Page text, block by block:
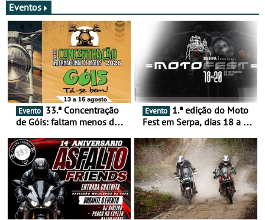
Eventos
Evento
de Góis: faltam menos de
16 de agosto
Evento
Fest em Serpa, dias 18 a 20
duas rodas invade o Baixo
Alentejo